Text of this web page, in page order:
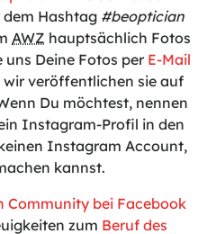
Hashtag #beoptician
AWZ hauptsächlich Fotos
uns Deine Fotos per E-Mail
veröffentlichen sie auf
Du möchtest, nennen
Instagram-Profil in den
Instagram Account,
kannst.
Community bei Facebook
zum Beruf des